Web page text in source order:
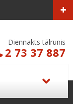
Diennakts tālrunis
2 73 37 887